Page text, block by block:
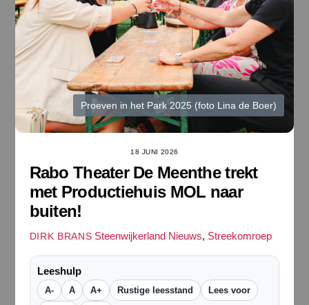
Proeven in het Park 2025 (foto Lina de Boer)
18 JUNI 2026
Rabo Theater De Meenthe trekt
met Productiehuis MOL naar
buiten!
DIRK BRANS Steenwijkerland Nieuws, Streekomroep
Leeshulp
A- A A+ Rustige leesstand Lees voor